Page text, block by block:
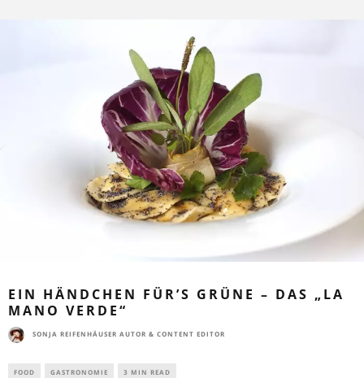
EIN HÄNDCHEN FÜR’S GRÜNE – DAS „LA
MANO VERDE“
SONJA REIFENHÄUSER AUTOR & CONTENT EDITOR
FOOD GASTRONOMIE 3 MIN READ